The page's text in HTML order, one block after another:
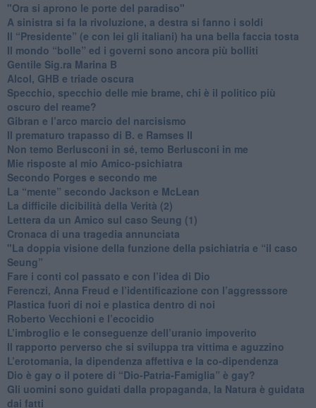
"Ora si aprono le porte del paradiso"
​A sinistra si fa la rivoluzione, a destra si fanno i soldi
​Il “Presidente” (e con lei gli italiani) ha una bella faccia tosta
​Il mondo “bolle” ed i governi sono ancora più bolliti
​Gentile Sig.ra Marina B
​Alcol, GHB e triade oscura
​Specchio, specchio delle mie brame, chi è il politico più
oscuro del reame?
​Gibran e l’arco marcio del narcisismo
​Il prematuro trapasso di B. e Ramses II
​Non temo Berlusconi in sé, temo Berlusconi in me
​Mie risposte al mio Amico-psichiatra
​Secondo Porges e secondo me
​La “mente” secondo Jackson e McLean
La difficile dicibilità della Verità (2)
​Lettera da un Amico sul caso Seung (1)
​Cronaca di una tragedia annunciata
"​La doppia visione della funzione della psichiatria e “il caso
Seung”
​Fare i conti col passato e con l’idea di Dio
​Ferenczi, Anna Freud e l’identificazione con l’aggresssore
Plastica fuori di noi e plastica dentro di noi
​Roberto Vecchioni e l’ecocidio
​L’imbroglio e le conseguenze dell’uranio impoverito
​Il rapporto perverso che si sviluppa tra vittima e aguzzino
L’erotomania, la dipendenza affettiva e la co-dipendenza
​Dio è gay o il potere di “Dio-Patria-Famiglia” è gay?
​Gli uomini sono guidati dalla propaganda, la Natura è guidata
dai fatti